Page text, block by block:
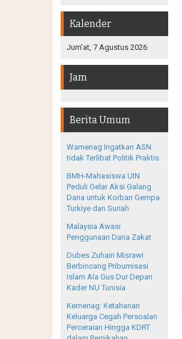
Kalender
Jum'at, 7 Agustus 2026
Jam
Berita Umum
Wamenag Ingatkan ASN
tidak Terlibat Politik Praktis
BMH-Mahasiswa UIN
Peduli Gelar Aksi Galang
Dana untuk Korban Gempa
Turkiye dan Suriah
Malaysia Awasi
Penggunaan Dana Zakat
Dubes Zuhairi Misrawi
Berbincang Pribumisasi
Islam Ala Gus Dur Depan
Kader NU Tunisia
Kemenag: Ketahanan
Keluarga Cegah Persoalan
Perceraian Hingga KDRT